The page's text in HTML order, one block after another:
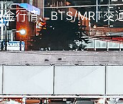
行情、BTS/MRT交